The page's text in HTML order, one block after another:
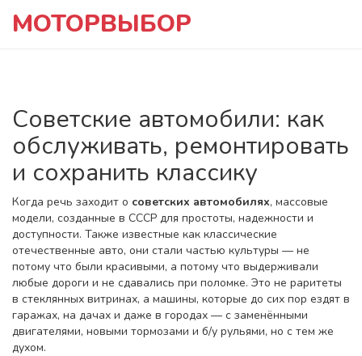
МОТОРВЫБОР
Советские автомобили: как
обслуживать, ремонтировать
и сохранить классику
Когда речь заходит о советских автомобилях, массовые
модели, созданные в СССР для простоты, надежности и
доступности. Также известные как классические
отечественные авто, они стали частью культуры — не
потому что были красивыми, а потому что выдерживали
любые дороги и не сдавались при поломке. Это не раритеты
в стеклянных витринах, а машины, которые до сих пор ездят в
гаражах, на дачах и даже в городах — с заменёнными
двигателями, новыми тормозами и б/у рульями, но с тем же
духом.